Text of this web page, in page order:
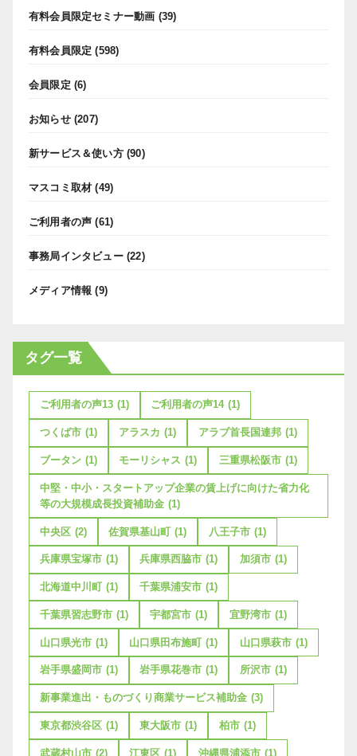
有料会員限定セミナー動画 (39)
有料会員限定 (598)
会員限定 (6)
お知らせ(207)
新サービス＆使い方(90)
マスコミ取材 (49)
ご利用者の声 (61)
事務局インタビュー(22)
メディア情報 (9)
タグ一覧
ご利用者の声13 (1) ご利用者の声14 (1)
つくば市 (1) アラスカ (1) アラブ首長国連邦 (1)
ブータン (1) モーリシャス (1) 三重県松阪市 (1)
中堅・中小・スタートアップ企業の賃上げに向けた省力化
等の大規模成長投資補助金 (1)
中央区 (2) 佐賀県基山町 (1) 八王子市 (1)
兵庫県宝塚市 (1) 兵庫県西脇市 (1) 加須市 (1)
北海道中川町 (1) 千葉県浦安市 (1)
千葉県習志野市 (1) 宇都宮市 (1) 宜野湾市 (1)
山口県光市 (1) 山口県田布施町 (1) 山口県萩市 (1)
岩手県盛岡市 (1) 岩手県花巻市 (1) 所沢市 (1)
新事業進出・ものづくり商業サービス補助金 (3)
東京都渋谷区 (1) 東大阪市 (1) 柏市 (1)
武蔵村山市 (2) 江東区 (1) 沖縄県浦添市 (1)